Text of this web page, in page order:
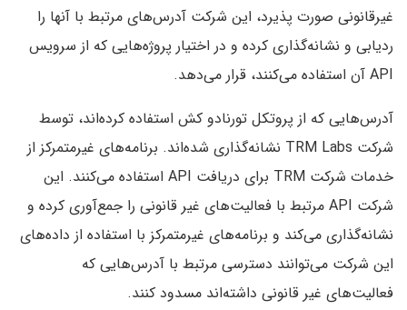
غیر‌قانونی صورت پذیرد، این شرکت آدرس‌های مرتبط با آنها را
ردیابی و نشانه‌گذاری کرده و در اختیار پروژه‌هایی که از سرویس
API آن استفاده می‌کنند، قرار می‌دهد.
آدرس‌هایی که از پروتکل تورنادو کش استفاده کرده‌اند، توسط
شرکت TRM Labs نشانه‌گذاری شده‌اند. برنامه‌های غیر‌متمرکز از
خدمات شرکت TRM برای دریافت API استفاده می‌کنند. این
شرکت API مرتبط با فعالیت‌های غیر قانونی را جمع‌آوری کرده و
نشانه‌گذاری می‌کند و برنامه‌های غیر‌متمرکز با استفاده از داده‌های
این شرکت می‌توانند دسترسی مرتبط با آدرس‌هایی که
فعالیت‌های غیر قانونی داشته‌اند مسدود کنند.